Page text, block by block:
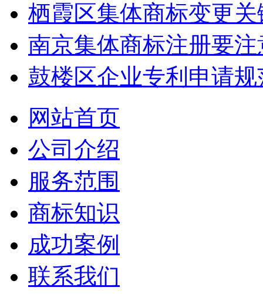
栖霞区集体商标变更
南京集体商标注册要
鼓楼区企业专利申请
网站首页
公司介绍
服务范围
商标知识
成功案例
联系我们